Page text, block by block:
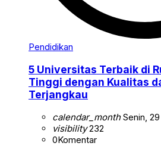
Pendidikan
5 Universitas Terbaik di
Tinggi dengan Kualitas
Terjangkau
calendar_monthSenin,
visibility232
0Komentar